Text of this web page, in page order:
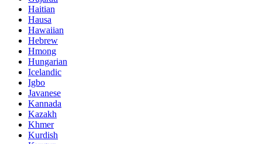
Haitian
Hausa
Hawaiian
Hebrew
Hmong
Hungarian
Icelandic
Igbo
Javanese
Kannada
Kazakh
Khmer
Kurdish